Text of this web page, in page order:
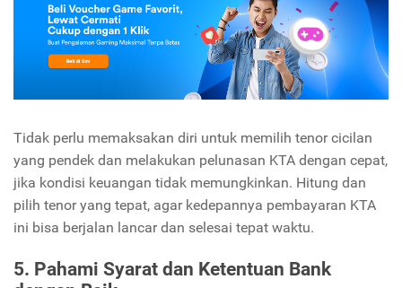
Tidak perlu memaksakan diri untuk memilih tenor cicilan
yang pendek dan melakukan pelunasan KTA dengan cepat,
jika kondisi keuangan tidak memungkinkan. Hitung dan
pilih tenor yang tepat, agar kedepannya pembayaran KTA
ini bisa berjalan lancar dan selesai tepat waktu.
5. Pahami Syarat dan Ketentuan Bank